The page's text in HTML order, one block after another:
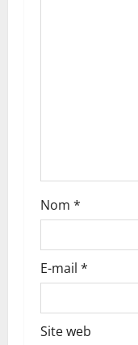
l
e
Nom *
E-mail *
Site web